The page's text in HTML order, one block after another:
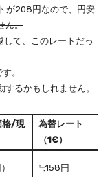
が208円なので、円安
ん。
て、このレートだっ
。
るかもしれません。
格/現
為替レート
（1€）
≒158円